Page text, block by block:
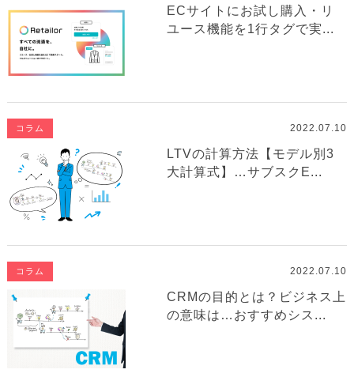
ECサイトにお試し購入・リ
ユース機能を1行タグで実...
コラム 2022.07.10
LTVの計算方法【モデル別3
大計算式】…サブスクE...
コラム 2022.07.10
CRMの目的とは？ビジネス上
の意味は…おすすめシス...